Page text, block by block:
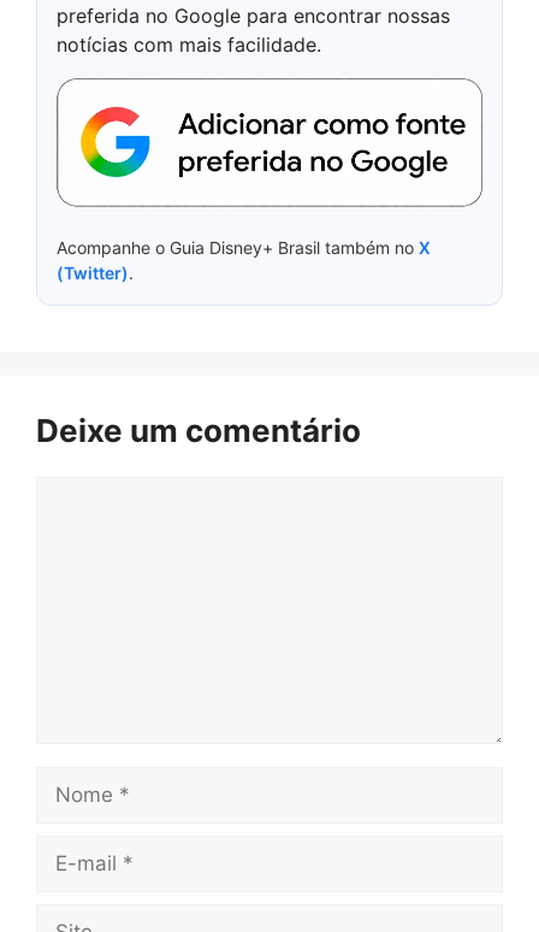
preferida no Google para encontrar nossas
notícias com mais facilidade.
Acompanhe o Guia Disney+ Brasil também no X
(Twitter).
Deixe um comentário
Nome
E-
Site